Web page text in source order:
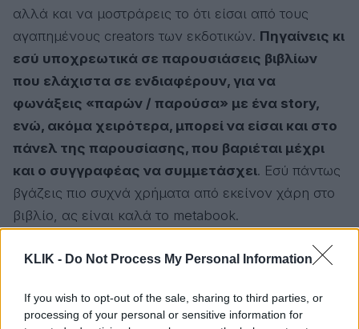
KLIK - Do Not Process My Personal Information
If you wish to opt-out of the sale, sharing to third parties, or
processing of your personal or sensitive information for
αλλά και να μοστράρεις το ότι είσαι από τους
αγαπημένους creators των εκδοτικών. Πηγαίνεις κι
εσύ υποχρεωτικά σε παρουσιάσεις βιβλίων
που ελάχιστα σε ενδιαφέρουν, για να
φωνάξεις «παρών / παρούσα» με ένα story,
ενώ, ακόμα χειρότερα, μπορεί να είσαι και στο
πάνελ της παρουσίασης, που βαριέται μέχρι
και ο συγγραφέας να συμμετάσχει. Εσύ πάντως
βγάζεις πιο συχνά χρήματα από εκείνον χάρη στο
βιβλίο, ας είναι καλά το metabook.
Διαβάστε επίσης
Οι 10 εντολές ενός ευσυνείδητου και